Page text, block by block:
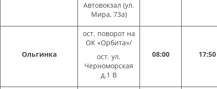
Автовокзал (ул.
Мира, 73а)
Ольгинка
ост. поворот на
ОК «Орбита»/
ост. ул.
Черноморская
д.1 В
08:00 17:50